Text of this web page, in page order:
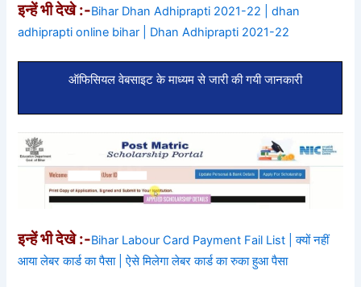
इन्हें भी देखे :-Bihar Dhan Adhiprapti 2021-22 | dhan
adhiprapti online bihar | Dhan Adhiprapti 2021-22
ऑफिसियल वेबसाइट के माध्यम से जारी की गयी जानकारी
इन्हें भी देखे :-Bihar Labour Card Payment Fail List | क्यों नहीं
आया लेबर कार्ड का पैसा | ऐसे मिलेगा लेबर कार्ड का रुका हुआ पैसा